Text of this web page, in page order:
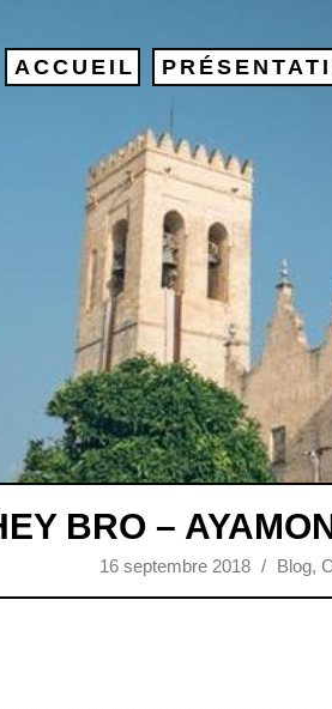
ACCUEIL
BRO –
16 septembre 2018 / Blog,